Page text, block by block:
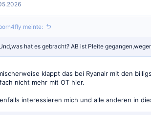
i
o
e
:
meinte:
hat es gebracht? AB ist Pleite
klappt das bei Ryanair mit den
nicht mehr mit OT hier.
interessieren mich und alle anderen in